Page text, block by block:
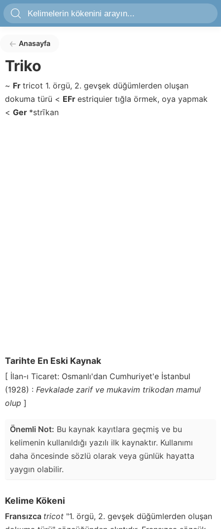
Anasayfa
Triko
~ Fr tricot 1. örgü, 2. gevşek düğümlerden oluşan
dokuma türü < EFr estriquier tığla örmek, oya yapmak
< Ger *strīkan
Tarihte En Eski Kaynak
[ İlan-ı Ticaret: Osmanlı'dan Cumhuriyet'e İstanbul
(1928) : Fevkalade zarif ve mukavim trikodan mamul
olup ]
Önemli Not: Bu kaynak kayıtlara geçmiş ve bu
kelimenin kullanıldığı yazılı ilk kaynaktır. Kullanımı
daha öncesinde sözlü olarak veya günlük hayatta
yaygın olabilir.
Kelime Kökeni
Fransızca tricot "1. örgü, 2. gevşek düğümlerden oluşan